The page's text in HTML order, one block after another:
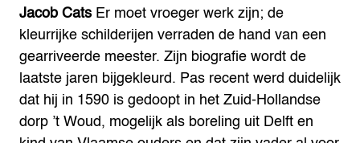
Jacob Cats Er moet vroeger werk zijn; de
kleurrijke schilderijen verraden de hand van een
gearriveerde meester. Zijn biografie wordt de
laatste jaren bijgekleurd. Pas recent werd duidelijk
dat hij in 1590 is gedoopt in het Zuid-Hollandse
dorp ’t Woud, mogelijk als boreling uit Delft en